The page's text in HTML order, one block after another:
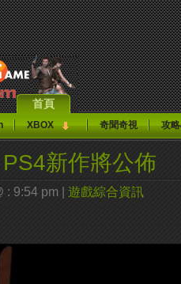
首頁
XBOX 奇聞奇視 攻
新作將公佈
: 9:54 pm | 遊戲綜合資訊